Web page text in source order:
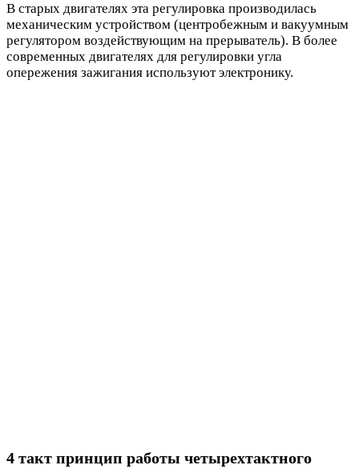
В старых двигателях эта регулировка производилась
механическим устройством (центробежным и вакуумным
регулятором воздействующим на прерыватель). В более
современных двигателях для регулировки угла
опережения зажигания используют электронику.
4 такт принцип работы четырехтактного